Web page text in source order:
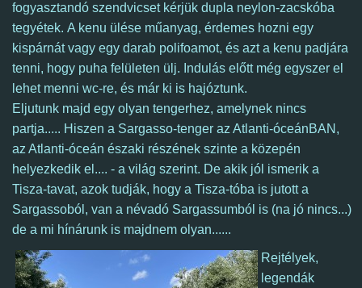
fogyasztandó szendvicset kérjük dupla neylon-zacskóba
tegyétek. A kenu ülése műanyag, érdemes hozni egy
kispárnát vagy egy darab polifoamot, és azt a kenu padjára
tenni, hogy puha felületen ülj. Indulás előtt még egyszer el
lehet menni wc-re, és már ki is hajóztunk.
Eljutunk majd egy olyan tengerhez, amelynek nincs
partja..... Hiszen a Sargasso-tenger az Atlanti-óceánBAN,
az Atlanti-óceán északi részének szinte a közepén
helyezkedik el.... - a világ szerint. De akik jól ismerik a
Tisza-tavat, azok tudják, hogy a Tisza-tóba is jutott a
Sargassoból, van a névadó Sargassumból is (na jó nincs...)
de a mi hínárunk is majdnem olyan......
Rejtélyek,
legendák